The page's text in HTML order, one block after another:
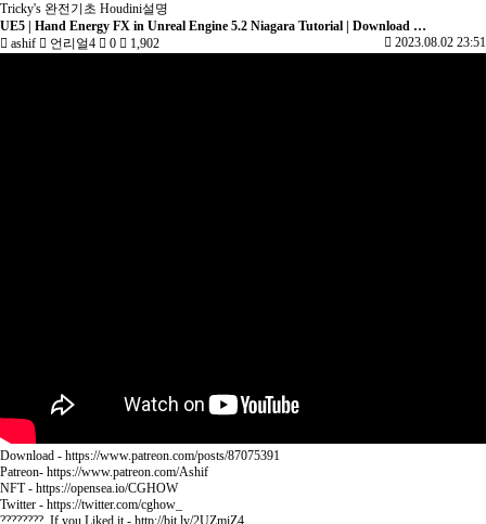
Tricky's 완전기초 Houdini설명
UE5 | Hand Energy FX in Unreal Engine 5.2 Niagara Tutorial | Download …
ashif
언리얼4 0 1,902 2023.08.02 23:51
Download - https://www.patreon.com/posts/87075391
Patreon- https://www.patreon.com/Ashif
NFT - https://opensea.io/CGHOW
Twitter - https://twitter.com/cghow_
???????? If you Liked it - http://bit.ly/2UZmiZ4